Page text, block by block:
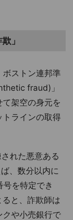
」
ストン連邦準
fraud)」
架空の身元を
トラインの取得
れた悪意ある
、数分以内に
を特定でき
と、詐欺師は
クや小売銀行で